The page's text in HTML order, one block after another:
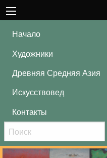
Начало
Художники
Древняя Средняя Азия
Искусствовед
Контакты